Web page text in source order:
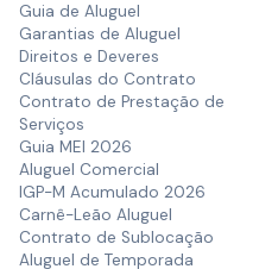
Guia de Aluguel
Garantias de Aluguel
Direitos e Deveres
Cláusulas do Contrato
Contrato de Prestação de
Serviços
Guia MEI 2026
Aluguel Comercial
IGP-M Acumulado 2026
Carnê-Leão Aluguel
Contrato de Sublocação
Aluguel de Temporada